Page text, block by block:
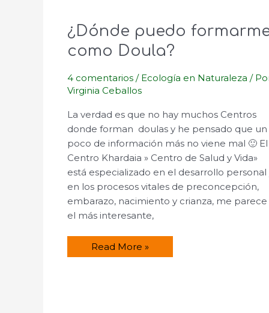
¿Dónde puedo
como Doula?
4 comentarios / Ecología en Naturaleza /
Virginia Ceballos
La verdad es que no hay muchos Centros
donde forman doulas y he pensado que un
poco de información más no viene mal 🙂 El
Centro Khardaia » Centro de Salud y Vida»
está especializado en el desarrollo personal
en los procesos vitales de preconcepción,
embarazo, nacimiento y crianza, me parece
el más interesante,
¿Dónde
puedo
Read More »